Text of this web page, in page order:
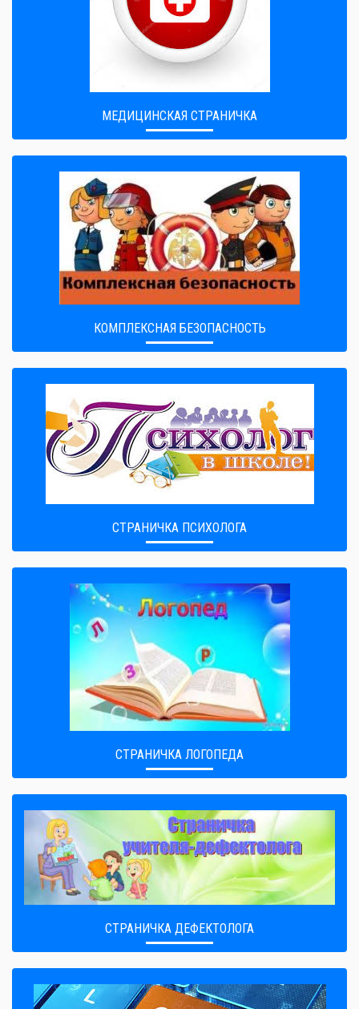
МЕДИЦИНСКАЯ СТРАНИЧКА
КОМПЛЕКСНАЯ БЕЗОПАСНОСТЬ
СТРАНИЧКА ПСИХОЛОГА
СТРАНИЧКА ЛОГОПЕДА
СТРАНИЧКА ДЕФЕКТОЛОГА